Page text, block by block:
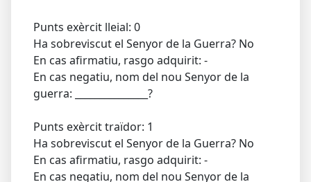
Punts exèrcit lleial: 0
Ha sobreviscut el Senyor de la Guerra? No
En cas afirmatiu, rasgo adquirit: -
En cas negatiu, nom del nou Senyor de la
guerra: _______________?
Punts exèrcit traïdor: 1
Ha sobreviscut el Senyor de la Guerra? No
En cas afirmatiu, rasgo adquirit: -
En cas negatiu, nom del nou Senyor de la